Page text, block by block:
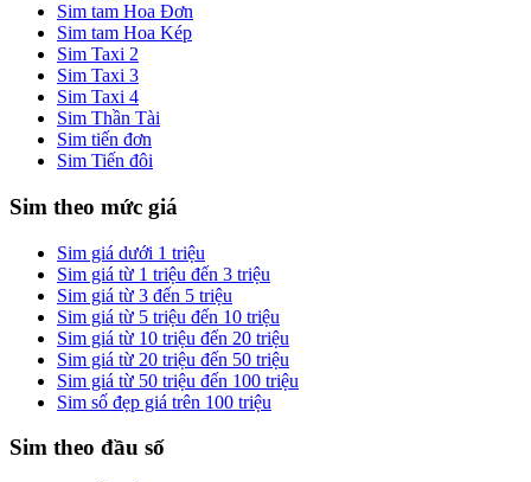
Sim tam Hoa Đơn
Sim tam Hoa Kép
Sim Taxi 2
Sim Taxi 3
Sim Taxi 4
Sim Thần Tài
Sim tiến đơn
Sim Tiến đôi
Sim theo mức giá
Sim giá dưới 1 triệu
Sim giá từ 1 triệu đến 3 triệu
Sim giá từ 3 đến 5 triệu
Sim giá từ 5 triệu đến 10 triệu
Sim giá từ 10 triệu đến 20 triệu
Sim giá từ 20 triệu đến 50 triệu
Sim giá từ 50 triệu đến 100 triệu
Sim số đẹp giá trên 100 triệu
Sim theo đầu số